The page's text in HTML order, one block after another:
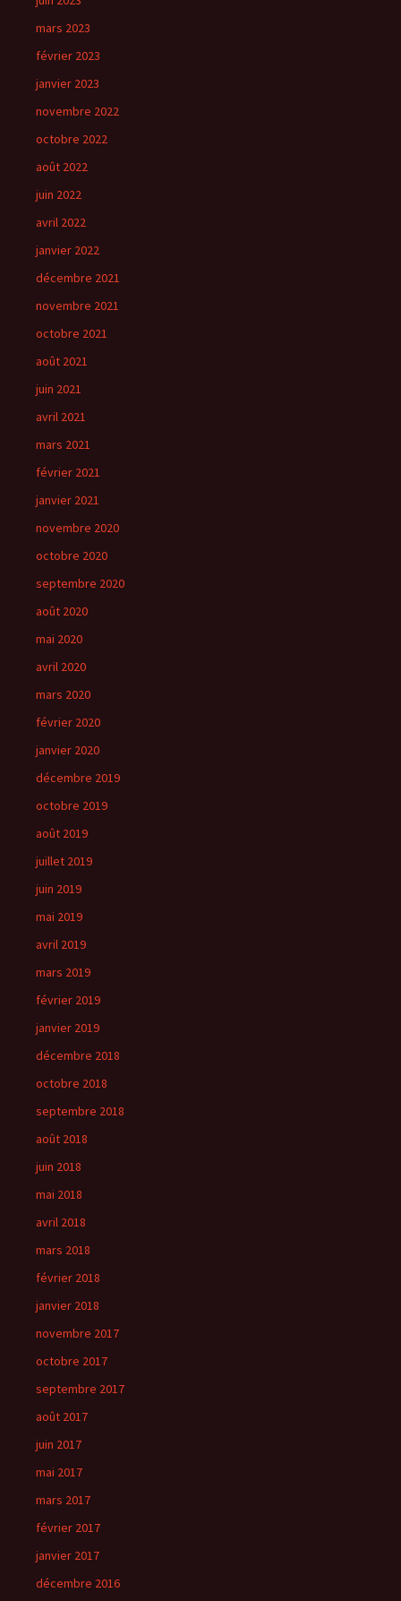
mars 2023
février 2023
janvier 2023
novembre 2022
octobre 2022
août 2022
juin 2022
avril 2022
janvier 2022
décembre 2021
novembre 2021
octobre 2021
août 2021
juin 2021
avril 2021
mars 2021
février 2021
janvier 2021
novembre 2020
octobre 2020
septembre 2020
août 2020
mai 2020
avril 2020
mars 2020
février 2020
janvier 2020
décembre 2019
octobre 2019
août 2019
juillet 2019
juin 2019
mai 2019
avril 2019
mars 2019
février 2019
janvier 2019
décembre 2018
octobre 2018
septembre 2018
août 2018
juin 2018
mai 2018
avril 2018
mars 2018
février 2018
janvier 2018
novembre 2017
octobre 2017
septembre 2017
août 2017
juin 2017
mai 2017
mars 2017
février 2017
janvier 2017
décembre 2016